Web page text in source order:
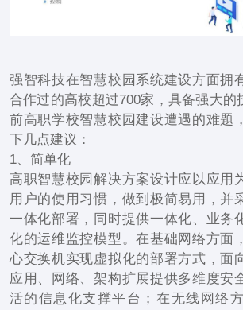
强智科技在智慧校园系统建设方面拥
合作过的高校超过700家，具备强大的
前高职学校智慧校园建设遭遇的难题
下几点建议：
1、简单化
高职智慧校园解决方案设计应以应用
用户的使用习惯，做到极简易用，并
一体化部署，同时提供一体化、业务
化的运维监控模型。在基础网络方面
心交换机实现虚拟化的部署方式，面
应用、网络、架构扩展提供多维度安
活的信息化支撑平台；在无线网络